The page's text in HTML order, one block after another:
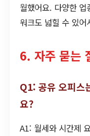
월했어요. 다양한
워크도 넓힐 수 있어
6. 자주 묻는
Q1: 공유 오피스
요?
A1: 월세와 시간제